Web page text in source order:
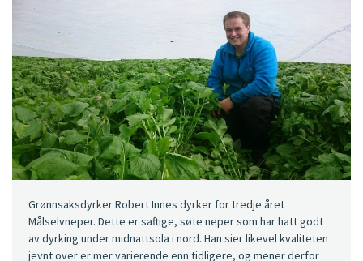
Grønnsaksdyrker Robert Innes dyrker for tredje året
Målselvneper. Dette er saftige, søte neper som har hatt godt
av dyrking under midnattsola i nord. Han sier likevel kvaliteten
jevnt over er mer varierende enn tidligere, og mener derfor